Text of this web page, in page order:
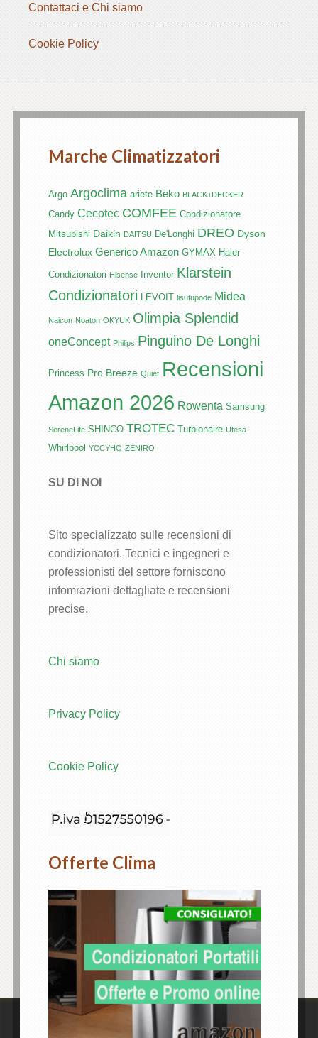
Contattaci e Chi siamo
Cookie Policy
Marche Climatizzatori
Argo Argoclima ariete Beko BLACK+DECKER
Candy Cecotec COMFEE Condizionatore
Mitsubishi Daikin DAITSU De'Longhi DREO Dyson
Electrolux Generico Amazon GYMAX Haier
Condizionatori Hisense Inventor Klarstein
Condizionatori LEVOIT lisutupode Midea
Naicon Noaton OKYUK Olimpia Splendid
oneConcept Philips Pinguino De Longhi
Princess Pro Breeze Quiet Recensioni
Amazon 2026 Rowenta Samsung
SereneLife SHINCO TROTEC Turbionaire Ufesa
Whirlpool YCCYHQ ZENIRO
SU DI NOI
Sito specializzato sulle recensioni di
condizionatori. Tecnici e ingegneri e
professionisti del settore forniscono
infomrazioni dettagliate e recensioni
precise.
Chi siamo
Privacy Policy
Cookie Policy
Offerte Clima